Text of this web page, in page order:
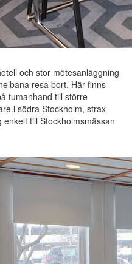
och stor mötesanläggning
resa bort. Här finns
tumanhand till större
södra Stockholm, strax
till Stockholmsmässan